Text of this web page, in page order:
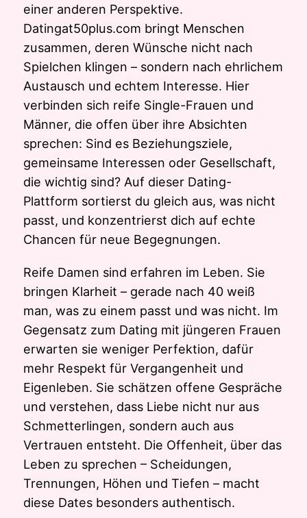
einer anderen Perspektive.
Datingat50plus.com bringt Menschen
zusammen, deren Wünsche nicht nach
Spielchen klingen – sondern nach ehrlichem
Austausch und echtem Interesse. Hier
verbinden sich reife Single-Frauen und
Männer, die offen über ihre Absichten
sprechen: Sind es Beziehungsziele,
gemeinsame Interessen oder Gesellschaft,
die wichtig sind? Auf dieser Dating-
Plattform sortierst du gleich aus, was nicht
passt, und konzentrierst dich auf echte
Chancen für neue Begegnungen.
Reife Damen sind erfahren im Leben. Sie
bringen Klarheit – gerade nach 40 weiß
man, was zu einem passt und was nicht. Im
Gegensatz zum Dating mit jüngeren Frauen
erwarten sie weniger Perfektion, dafür
mehr Respekt für Vergangenheit und
Eigenleben. Sie schätzen offene Gespräche
und verstehen, dass Liebe nicht nur aus
Schmetterlingen, sondern auch aus
Vertrauen entsteht. Die Offenheit, über das
Leben zu sprechen – Scheidungen,
Trennungen, Höhen und Tiefen – macht
diese Dates besonders authentisch.